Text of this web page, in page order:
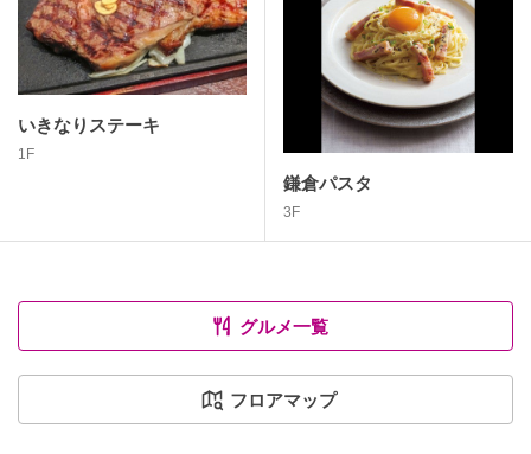
いきなりステーキ
1F
鎌倉パスタ
3F
グルメ一覧
フロアマップ